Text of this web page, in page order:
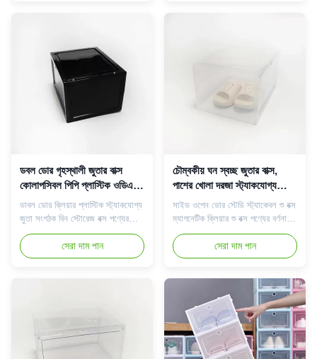
সহজ আর কিছুই নেই...
ডবল ডোর গৃহস্থালী জুতার বাক্স
কোলাপসিবল পিপি প্লাস্টিক ওডিএম
ডাস্টপ্রুফ ওজন 0.9 কেজি
ডাবল ডোর ক্লিয়ার প্লাস্টিক স্ট্যাকযোগ্য
জুতা সংগঠক বিন স্টোরেজ বক্স পণ্যের
বর্ণনা আমাদের স্বচ্ছ জুতার বাক্স আপনার
জুতা নিখুঁতভাবে সংরক্ষণ করতে পারে, তাই
আপনাকে আর আপনার জুতা রাখার জন্য
সেরা দাম পান
চৌম্বকীয় ঘন স্বচ্ছ জুতার বাক্স,
পাশের খোলা দরজা স্ট্যাকযোগ্য
জুতার বিন
সাইড ওপেন ডোর স্টেডি স্ট্যাকেবল শু বক্স
ম্যাগনেটিক ক্লিয়ার শু বক্স পণ্যের বর্ণনা
আমাদের স্বচ্ছ জুতার বাক্স আপনার জুতা
নিখুঁতভাবে সংরক্ষণ করতে পারে, তাই
আপনাকে আর আপনার জুতা রাখার জন্য
হবে না!আপনি স্পষ্টভাবে আপনার জুতা
বসানো দেখতে এবং আপনার স্থান সংরক্ষণ
করতে ...
সেরা দাম পান